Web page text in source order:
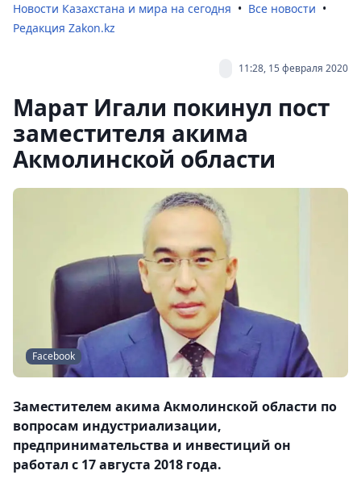
Новости Казахстана и мира на сегодня
Все новости
Редакция Zakon.kz
11:28, 15 февраля 2020
Марат Игали покинул пост
заместителя акима
Акмолинской области
Facebook
Заместителем акима Акмолинской области по
вопросам индустриализации,
предпринимательства и инвестиций он
работал с 17 августа 2018 года.